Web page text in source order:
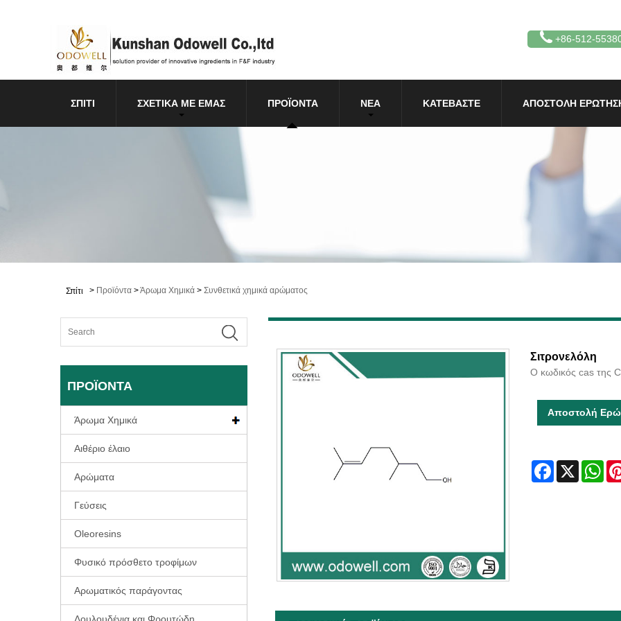
+86-512-
ΣΠΊΤΙ ΣΧΕΤΙΚΆ ΜΕ ΕΜΆΣ ΠΡΟΪΌΝΤΑ ΝΈΑ ΚΑΤΕΒΆΣΤΕ ΑΠΟΣΤΟΛΉ
Σπίτι > Προϊόντα >Άρωμα Χημικά > Συνθετικά χημικά αρώματος
ΠΡΟΪΌΝΤΑ
Άρωμα Χημικά
Αιθέριο έλαιο
Αρώματα
Γεύσεις
Oleoresins
Φυσικό πρόσθετο τροφίμων
Αρωματικός παράγοντας
Σιτρονελόλη
Ο κωδικός cas της
Αποστολή
Facebook
X